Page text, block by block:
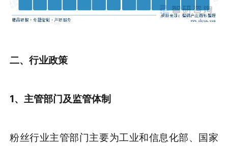
二、行业政策
1、主管部门及监管体制
粉丝行业主管部门主要为工业和信息化部、国家